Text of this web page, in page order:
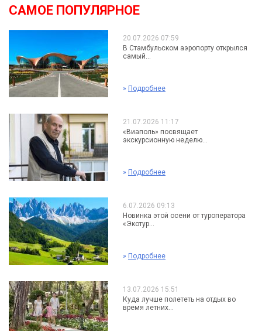
САМОЕ ПОПУЛЯРНОЕ
20.07.2026 07:59
В Стамбульском аэропорту открылся
самый...
» Подробнее
21.07.2026 11:17
«Виаполь» посвящает
экскурсионную неделю...
» Подробнее
6.07.2026 09:13
Новинка этой осени от туроператора
«Экотур...
» Подробнее
13.07.2026 15:51
Куда лучше полететь на отдых во
время летних...